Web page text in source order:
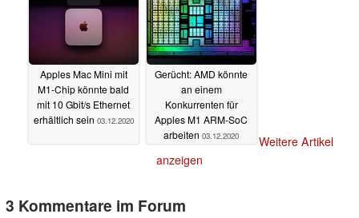
Apples Mac Mini mit
M1-Chip könnte bald
mit 10 Gbit/s Ethernet
erhältlich sein 03.12.2020
Gerücht: AMD könnte
an einem
Konkurrenten für
Apples M1 ARM-SoC
arbeiten 03.12.2020
Weitere Artikel
anzeigen
3 Kommentare im Forum